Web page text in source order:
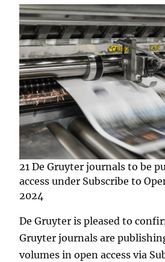
21 De Gruyter journals to be
access under Subscribe to
2024
De Gruyter is pleased to
Gruyter journals are
volumes in open access via